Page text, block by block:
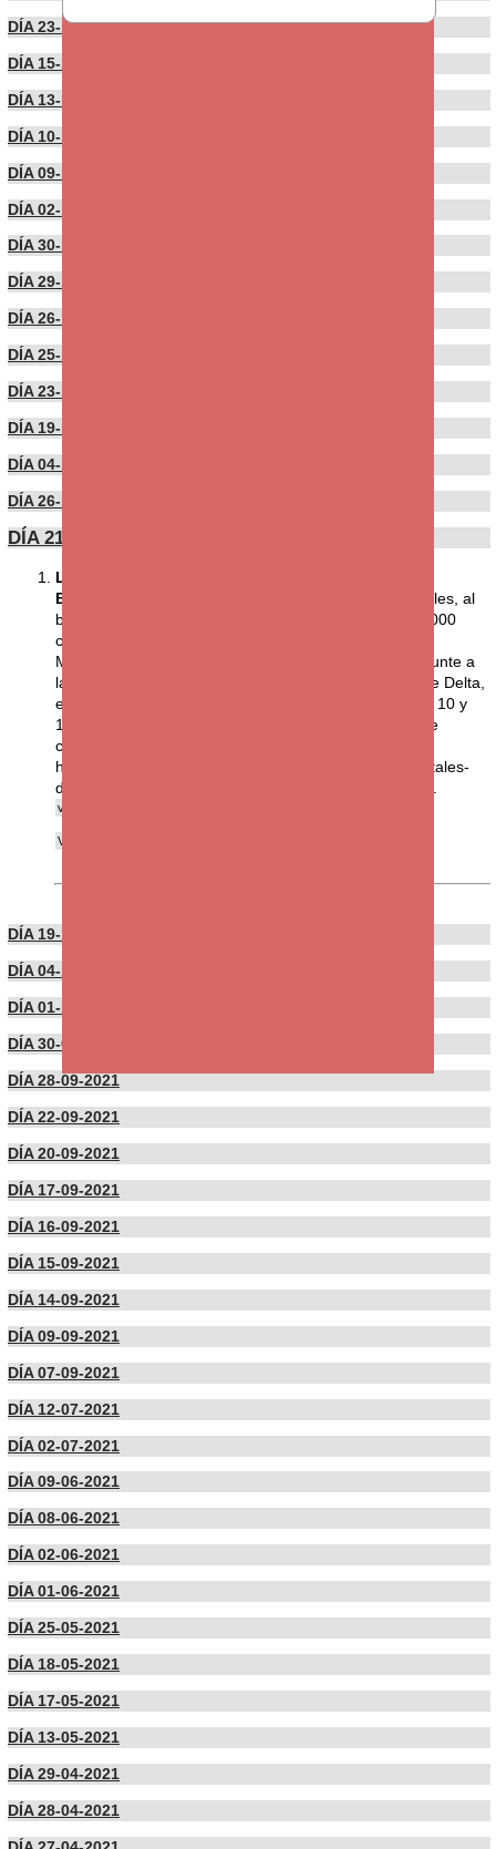
DÍA 23-12-2021
DÍA 15-12-2021
DÍA 13-12-2021
DÍA 10-12-2021
DÍA 09-12-2021
DÍA 02-12-2021
DÍA 30-11-2021
DÍA 29-11-2021
DÍA 26-11-2021
DÍA 25-11-2021
DÍA 23-11-2021
DÍA 19-11-2021
DÍA 04-11-2021
DÍA 26-10-2021
DÍA 21-10-2021
LOS AEROSOLES NO SON UN PROBLEMA PARA
BANKINTER (opinión de Neuromancer)
Los hospitales, al
borde del colapso en Reino Unido y ´se esperan 100.000
casos diarios´ de covid-19 según Sanidad
Muchos expertos atribuyen la responsabilidad del repunte a
la nueva variante ´AY.4.2´. Descendiente de la variante Delta,
este nuevo linaje del SARS-CoV-2 podría ser entre un 10 y
15% más transmisible que su antecesora y el doble de
contagiosa que la variante original.
https://www.20minutos.es/noticia/4862617/0/los-hospitales-
de-reino-unido-al-borde-del-colapso-por-una-nueva-...
DÍA 19-10-2021
DÍA 04-10-2021
DÍA 01-10-2021
DÍA 30-09-2021
DÍA 28-09-2021
DÍA 22-09-2021
DÍA 20-09-2021
DÍA 17-09-2021
DÍA 16-09-2021
DÍA 15-09-2021
DÍA 14-09-2021
DÍA 09-09-2021
DÍA 07-09-2021
DÍA 12-07-2021
DÍA 02-07-2021
DÍA 09-06-2021
DÍA 08-06-2021
DÍA 02-06-2021
DÍA 01-06-2021
DÍA 25-05-2021
DÍA 18-05-2021
DÍA 17-05-2021
DÍA 13-05-2021
DÍA 29-04-2021
DÍA 28-04-2021